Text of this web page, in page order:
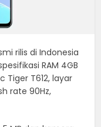
rilis di Indonesia
RAM 4GB
Tiger T612, layar
rate 90Hz,